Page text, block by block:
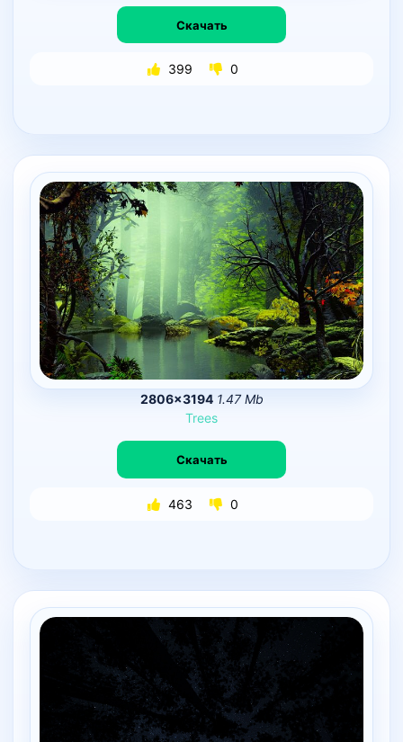
Скачать
399 0
2806×3194 1.47 Mb
Trees
Скачать
463 0